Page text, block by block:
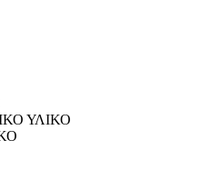
ΥΛΙΚΟ